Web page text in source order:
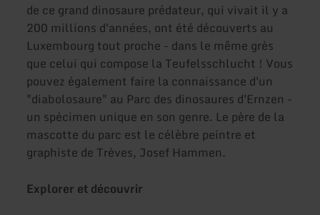
de ce grand dinosaure prédateur, qui vivait il y a
200 millions d'années, ont été découverts au
Luxembourg tout proche - dans le même grès
que celui qui compose la Teufelsschlucht ! Vous
pouvez également faire la connaissance d'un
"diabolosaure" au Parc des dinosaures d'Ernzen -
un spécimen unique en son genre. Le père de la
mascotte du parc est le célèbre peintre et
graphiste de Trèves, Josef Hammen.
Explorer et découvrir